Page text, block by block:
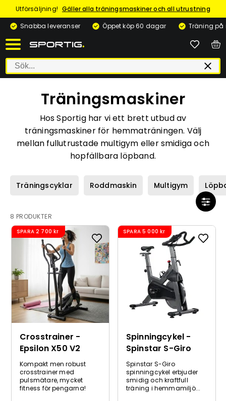
Utförsäljning! Gäller alla träningsmaskiner och all utrustning
Snabba leveranser
Öppet köp 60 dagar Träning på
Träningsmaskiner
Hos Sportig har vi ett brett utbud av
träningsmaskiner för hemmaträningen. Välj
mellan fullutrustade multigym eller smidiga och
hopfällbara löpband.
Träningscyklar Roddmaskin Multigym
8 PRODUKTER
SPARA 2 700 kr
Crosstrainer -
Epsilon X50 V2
Kompakt men robust
crosstrainer med
pulsmätare, mycket
fitness för pengarna!
SPARA 5 000 kr
Spinningcykel -
Spinstar S-Giro
Spinstar S-Giro
spinningcykel erbjuder
smidig och kraftfull
träning i hemmamiljö...